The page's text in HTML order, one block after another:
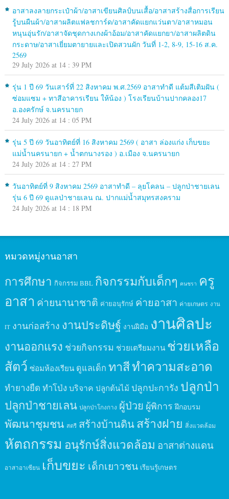
อาสาลงลายกระเป๋าผ้า/อาสาเขียนศิลป์บนเสื้อ/อาสาสร้างสื่อการเรียน
รู้บนผืนผ้า/อาสาผลิตแฟลชการ์ด/อาสาคัดแยกแว่นตา/อาสาหมอน
หนุนอุ่นรัก/อาสาจัดชุดกางเกงผ้าอ้อม/อาสาคัดแยกยา/อาสาผลิตดิน
กระดาษ/อาสาเยี่ยมตายายและเปิดสวนผัก วันที่ 1-2, 8-9, 15-16 ส.ค.
2569
29 July 2026 at 14 : 39 PM
รุ่น 1 ปี 69 วันเสาร์ที่ 22 สิงหาคม พ.ศ.2569 อาสาทำดี แต้มสีเติมฝัน (
ซ่อมแซม + ทาสีอาคารเรียน ให้น้อง ) โรงเรียนบ้านปากคลอง17
อ.องครักษ์ จ.นครนายก
24 July 2026 at 14 : 05 PM
รุ่น 5 ปี 69 วันอาทิตย์ที่ 16 สิงหาคม 2569 ( อาสา ล่องแก่ง เก็บขยะ
แม่น้ำนครนายก + น้ำตกนางรอง ) อ.เมือง จ.นครนายก
24 July 2026 at 14 : 27 PM
วันอาทิตย์ที่ 9 สิงหาคม 2569 อาสาทำดี – ลุยโคลน – ปลูกป่าชายเลน
รุ่น 6 ปี 69 ดูแลป่าชายเลน ณ. ปากแม่น้ำสมุทรสงคราม
24 July 2026 at 14 : 18 PM
หมวดหมู่งานอาสา
การศึกษา กิจกรรม BBL กิจกรรมกับเด็กๆ คนชรา ครู
อาสา ค่ายนานาชาติ ค่ายอนุรักษ์ ค่ายอาสา ค่ายเกษตร งาน
IT งานก่อสร้าง งานประดิษฐ์ งานฝีมือ งานศิลปะ
งานออกแรง ช่วยกิจกรรม ช่วยเตรียมงาน ช่วยเหลือ
สัตว์ ซ่อมห้องเรียน ดูแลเด็ก ทาสีทำความสะอาด
ทำยางยืด ทำโป่ง บริจาค ปลูกต้นไม้ ปลูกปะการัง ปลูกป่า
ปลูกป่าชายเลน ปลูกป่าโกงกาง ผู้ป่วย ผู้พิการ ฝึกอบรม
พัฒนาชุมชน สตรี สร้างบ้านดินสร้างฝาย สิ่งแวดล้อม
หัตถกรรม อนุรักษ์สิ่งแวดล้อม อาสาต่างแดน
อาสาอาเซียน เก็บขยะ เด็กเยาวชน เรียนรู้เกษตร